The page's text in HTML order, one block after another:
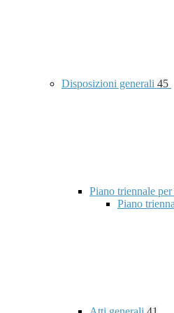
Disposizioni generali 45
Piano triennale
Piano